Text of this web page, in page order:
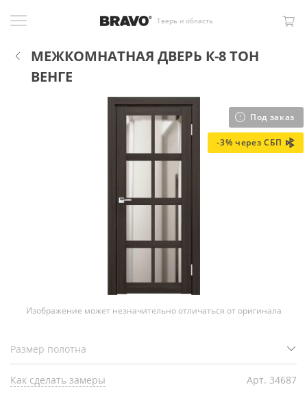
Тверь и область
МЕЖКОМНАТНАЯ ДВЕРЬ К-8 ТОН
ВЕНГЕ
Под заказ
-3% через СБП
Изображение может незначительно отличаться от оригинала
Как сделать замеры Арт. 34687